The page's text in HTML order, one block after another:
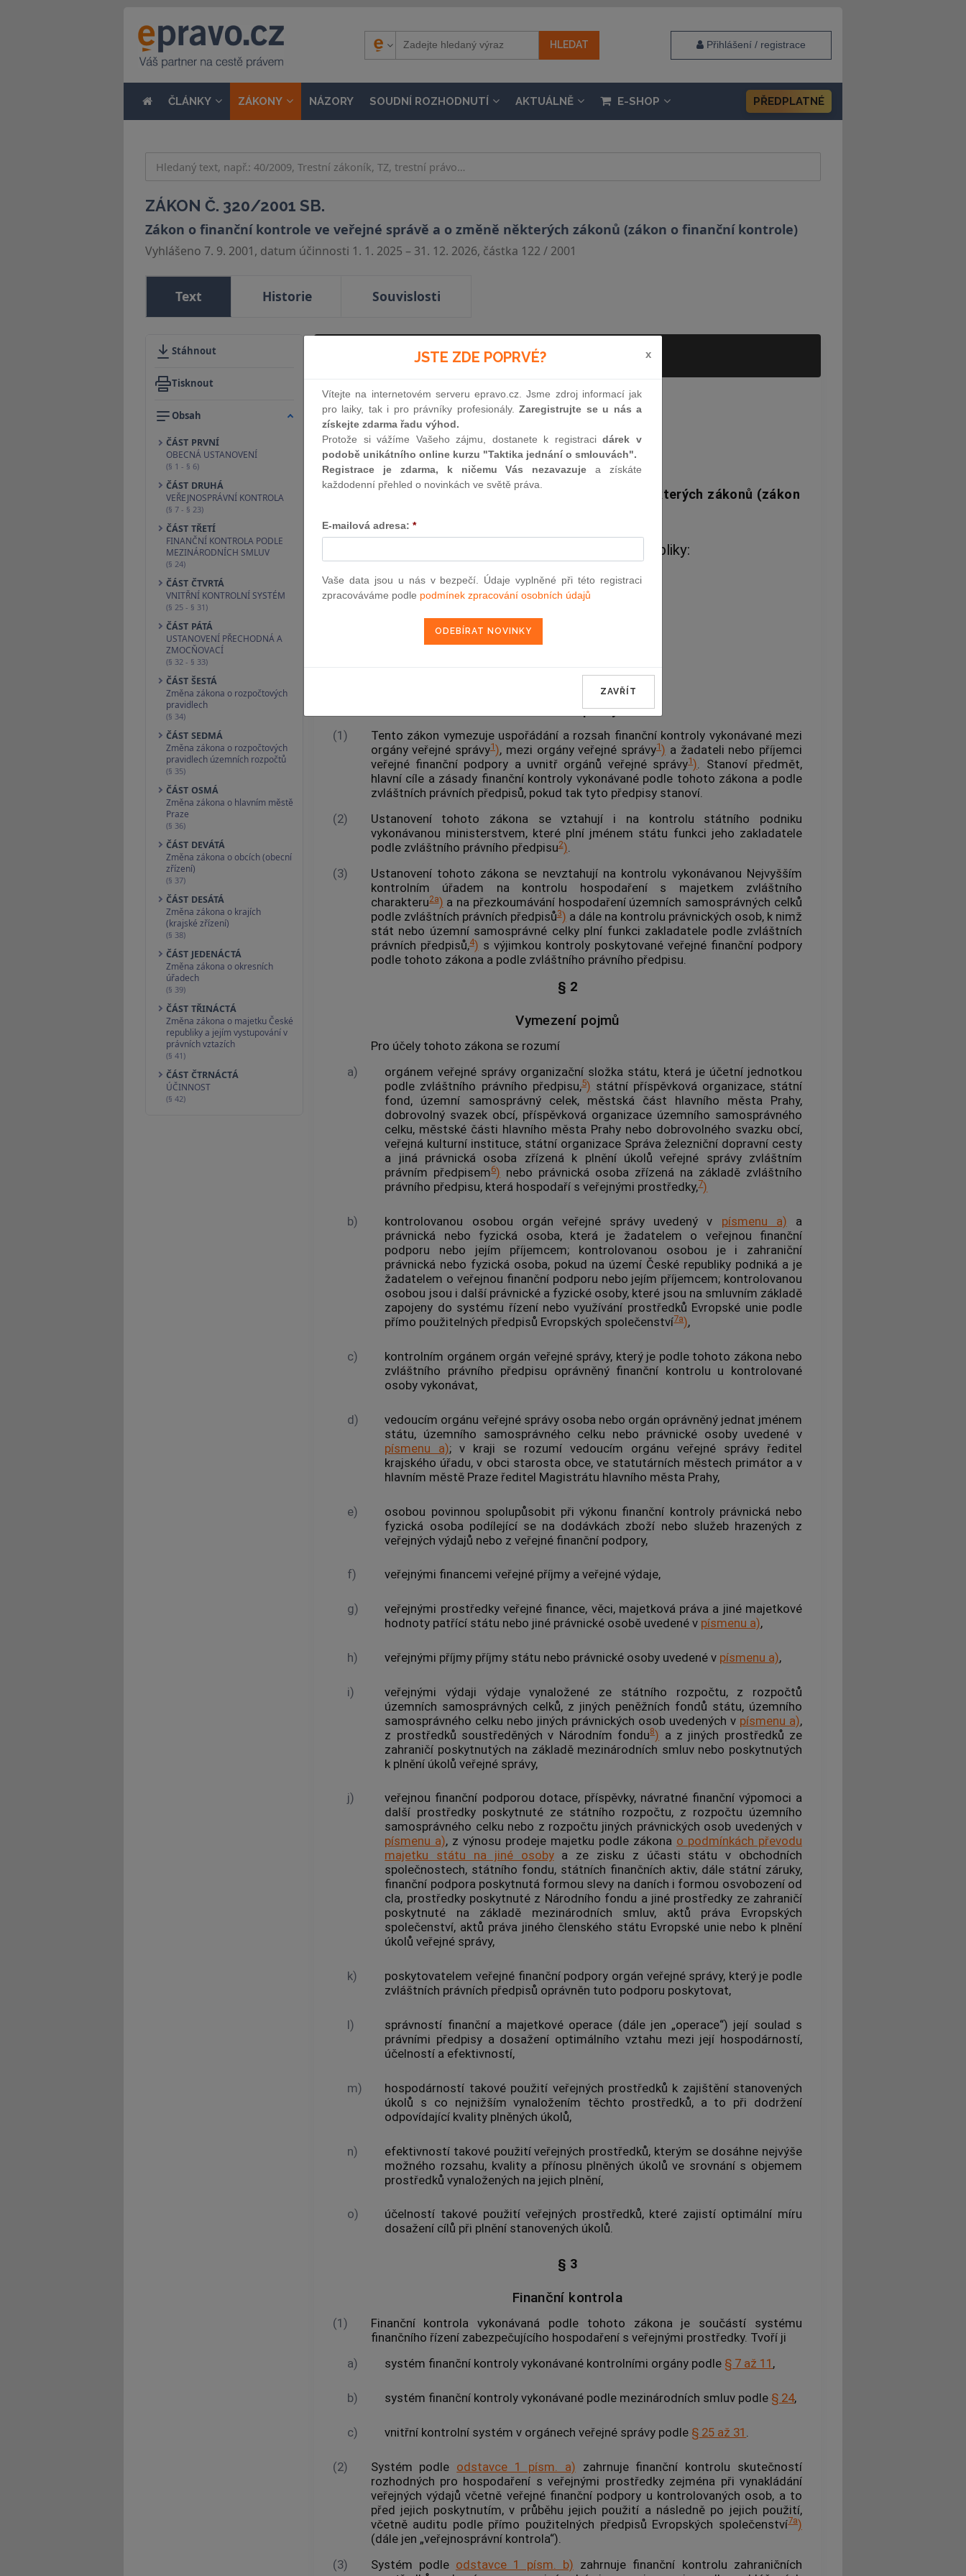
Přihlášení / registrace
ČLÁNKY ZÁKONY NÁZORY SOUDNÍ ROZHODNUTÍ AKTUÁLNĚ E-SHOP PŘEDPLATNÉ
ZÁKON Č. 320/2001 SB.
Zákon o finanční kontrole ve veřejné správě a o změně některých zákonů (zákon o finanční kontrole)
Vyhlášeno 7. 9. 2001, datum účinnosti 1. 1. 2025 – 31. 12. 2026, částka 122 / 2001
Text Historie Souvislosti
Stáhnout
Tisknout
Obsah
ČÁST PRVNÍ
OBECNÁ USTANOVENÍ
(§ 1 - § 6)
ČÁST DRUHÁ
VEŘEJNOSPRÁVNÍ KONTROLA
(§ 7 - § 23)
ČÁST TŘETÍ
FINANČNÍ KONTROLA PODLE
MEZINÁRODNÍCH SMLUV
(§ 24)
ČÁST ČTVRTÁ
VNITŘNÍ KONTROLNÍ SYSTÉM
(§ 25 - § 31)
ČÁST PÁTÁ
USTANOVENÍ PŘECHODNÁ A
ZMOCŇOVACÍ
(§ 32 - § 33)
ČÁST ŠESTÁ
Změna zákona o rozpočtových
pravidlech
(§ 34)
ČÁST SEDMÁ
Změna zákona o rozpočtových
pravidlech územních rozpočtů
(§ 35)
ČÁST OSMÁ
Změna zákona o hlavním městě
Praze
(§ 36)
ČÁST DEVÁTÁ
Změna zákona o obcích (obecní
zřízení)
(§ 37)
ČÁST DESÁTÁ
Změna zákona o krajích
(krajské zřízení)
(§ 38)
ČÁST JEDENÁCTÁ
Změna zákona o okresních
úřadech
(§ 39)
ČÁST TŘINÁCTÁ
Změna zákona o majetku České
republiky a jejím vystupování v
právních vztazích
(§ 41)
ČÁST ČTRNÁCTÁ
ÚČINNOST
(§ 42)
od 1. 1. 2025 - 31. 12. 2026
320
ZÁKON
ze dne 9. srpna 2001
o finanční kontrole ve veřejné správě a o změně některých zákonů (zákon
Parlament se usnesl na tomto zákoně České republiky:
ČÁST PRVNÍ
OBECNÁ USTANOVENÍ
Předmět úpravy
(1)
Tento zákon vymezuje uspořádání a rozsah finanční kontroly vykonávané mezi
orgány veřejné správy1), mezi orgány veřejné správy1) a žadateli nebo příjemci
veřejné finanční podpory a uvnitř orgánů veřejné správy1). Stanoví předmět,
hlavní cíle a zásady finanční kontroly vykonávané podle tohoto zákona a podle
zvláštních právních předpisů, pokud tak tyto předpisy stanoví.
(2)
Ustanovení tohoto zákona se vztahují i na kontrolu státního podniku
vykonávanou ministerstvem, které plní jménem státu funkci jeho zakladatele
podle zvláštního právního předpisu2).
(3)
Ustanovení tohoto zákona se nevztahují na kontrolu vykonávanou Nejvyšším
kontrolním úřadem na kontrolu hospodaření s majetkem zvláštního
charakteru2a) a na přezkoumávání hospodaření územních samosprávných celků
podle zvláštních právních předpisů3) a dále na kontrolu právnických osob, k nimž
stát nebo územní samosprávné celky plní funkci zakladatele podle zvláštních
právních předpisů,4) s výjimkou kontroly poskytované veřejné finanční podpory
podle tohoto zákona a podle zvláštního právního předpisu.
§ 2
Vymezení pojmů
Pro účely tohoto zákona se rozumí
a)
orgánem veřejné správy organizační složka státu, která je účetní jednotkou
podle zvláštního právního předpisu,5) státní příspěvková organizace, státní
fond, územní samosprávný celek, městská část hlavního města Prahy,
dobrovolný svazek obcí, příspěvková organizace územního samosprávného
celku, městské části hlavního města Prahy nebo dobrovolného svazku obcí,
veřejná kulturní instituce, státní organizace Správa železniční dopravní cesty
a jiná právnická osoba zřízená k plnění úkolů veřejné správy zvláštním
právním předpisem6) nebo právnická osoba zřízená na základě zvláštního
právního předpisu, která hospodaří sveřejnými prostředky,7)
b) kontrolovanou osobou orgán veřejné správy uvedený v písmenu a) a
právnická nebo fyzická osoba, která je žadatelem o veřejnou finanční
podporu nebo jejím příjemcem; kontrolovanou osobou je i zahraniční
právnická nebo fyzická osoba, pokud na území České republiky podniká a je
žadatelem o veřejnou finanční podporu nebo jejím příjemcem; kontrolovanou
osobou jsou i další právnické a fyzické osoby, které jsou na smluvním základě
zapojeny do systému řízení nebo využívání prostředků Evropské unie podle
přímo použitelných předpisů Evropských společenství7a),
c) kontrolním orgánem orgán veřejné správy, který je podle tohoto zákona nebo
zvláštního právního předpisu oprávněný finanční kontrolu u kontrolované
osoby vykonávat,
d) vedoucím orgánu veřejné správyosoba nebo orgán oprávněný jednat jménem
státu, územního samosprávného celku nebo právnické osoby uvedené v
písmenu a); v kraji se rozumívedoucím orgánu veřejné správy ředitel
krajského úřadu, v obci starosta obce, ve statutárních městech primátor a v
hlavním městě Praze ředitel Magistrátu hlavního města Prahy,
e) osobou povinnou spolupůsobit při výkonu finanční kontrolyprávnická nebo
fyzická osoba podílející se na dodávkách zboží nebo služeb hrazených z
veřejných výdajů nebo z veřejné finanční podpory,
f) veřejnými financemi veřejné příjmy aveřejné výdaje,
g) veřejnými prostředky veřejné finance, věci, majetková práva a jiné majetkové
hodnoty patřící státu nebo jiné právnické osobě uvedené v písmenu a),
h) veřejnými příjmy příjmy státu nebo právnické osoby uvedené v písmenu a),
i) veřejnými výdaji výdaje vynaložené ze státního rozpočtu, z rozpočtů
územních samosprávných celků, z jiných peněžních fondů státu, územního
samosprávného celku nebo jiných právnických osob uvedených v písmenu a),
z prostředků soustředěných v Národním fondu8) a z jiných prostředků ze
zahraničí poskytnutých na základě mezinárodních smluv nebo poskytnutých
k plnění úkolů veřejné správy,
j) veřejnou finanční podporou dotace, příspěvky, návratné finanční výpomoci a
další prostředky poskytnuté ze státního rozpočtu, z rozpočtu územního
samosprávného celku nebo z rozpočtu jiných právnických osob uvedených v
písmenu a), z výnosu prodeje majetku podle zákona o podmínkách převodu
majetku státu na jiné osobya ze zisku z účasti státu v obchodních
společnostech, státního fondu, státních finančních aktiv, dále státní záruky,
finanční podpora poskytnutá formou slevy na daních i formou osvobození od
cla, prostředky poskytnuté z Národního fondu a jiné prostředky ze zahraničí
poskytnuté na základě mezinárodních smluv, aktů práva Evropských
společenství, aktů práva jiného členského státu Evropské unie nebo k plnění
úkolů veřejné správy,
k) poskytovatelem veřejné finanční podpory orgán veřejné správy, který je podle
zvláštních právních předpisů oprávněn tuto podporu poskytovat,
l) správností finanční a majetkové operace (dále jen „operace“) její soulad s
právními předpisy a dosažení optimálního vztahu mezi její hospodárností,
účelností a efektivností,
m) hospodárností takové použití veřejných prostředků k zajištění stanovených
úkolů s co nejnižším vynaložením těchto prostředků, a to při dodržení
odpovídající kvality plněných úkolů,
n) efektivností takové použitíveřejných prostředků, kterým se dosáhne nejvýše
možného rozsahu, kvality a přínosu plněných úkolů ve srovnání s objemem
prostředků vynaložených na jejich plnění,
o) účelností takové použitíveřejných prostředků, které zajistí optimální míru
dosažení cílů při plnění stanovených úkolů.
§ 3
Finanční kontrola
(1)
Finanční kontrola vykonávaná podle tohoto zákona je součástí systému
finančního řízení zabezpečujícího hospodaření s veřejnými prostředky. Tvoří ji
a)
systém finanční kontroly vykonávané kontrolními orgány podle § 7 až 11 ,
b) systém finanční kontroly vykonávané podle mezinárodních smluv podle § 24,
c) vnitřní kontrolní systém v orgánech veřejné správy podle § 25 až 31
(2) Systém podle odstavce 1 písm. a) zahrnuje finanční kontrolu skutečností
rozhodných pro hospodaření sveřejnými prostředkyzejména při vynakládání
veřejných výdajů včetně veřejné finanční podpory u kontrolovaných osob, a to
před jejich poskytnutím, v průběhu jejich použití a následně po jejich použití,
včetně auditu podle přímo použitelných předpisů Evropských společenství7a)
(dále jen „veřejnosprávní kontrola“).
(3)
Systém podle odstavce 1 písm. b) zahrnuje finanční kontrolu zahraničních
JSTE ZDE POPRVÉ? x
Vítejte na internetovém serveru epravo.cz. Jsme zdroj informací jak
pro laiky, tak i pro právníky profesionály.Zaregistrujte se u nás a
získejte zdarma řadu výhod.
Protože si vážíme Vašeho zájmu, dostanete k registracidárek v
podobě unikátního online kurzu "Taktika jednání o smlouvách".
Registrace je zdarma, k ničemu Vás nezavazuje a získáte
každodenní přehled o novinkách ve světě práva.
E-mailová adresa: *
Vaše data jsou u nás v bezpečí. Údaje vyplněné při této registraci
zpracováváme podle podmínek zpracování osobních údajů
ZAVŘÍT